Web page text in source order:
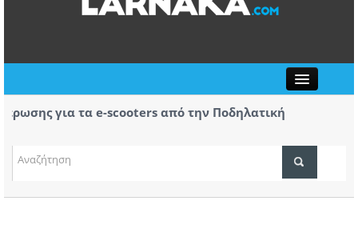
ΤΟΠΙΚΑ ΝΕΑ
για τα e-scooters από την Ποδηλατική